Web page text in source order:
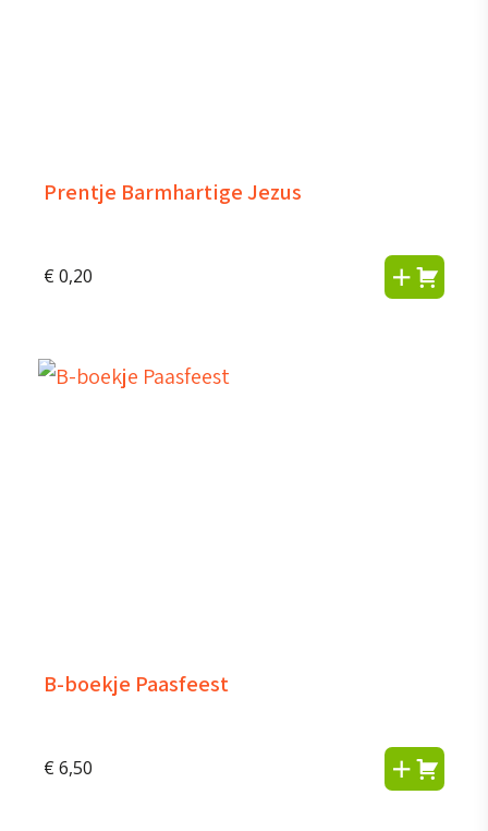
Prentje Barmhartige Jezus
€ 0,20
B-boekje Paasfeest
€ 6,50